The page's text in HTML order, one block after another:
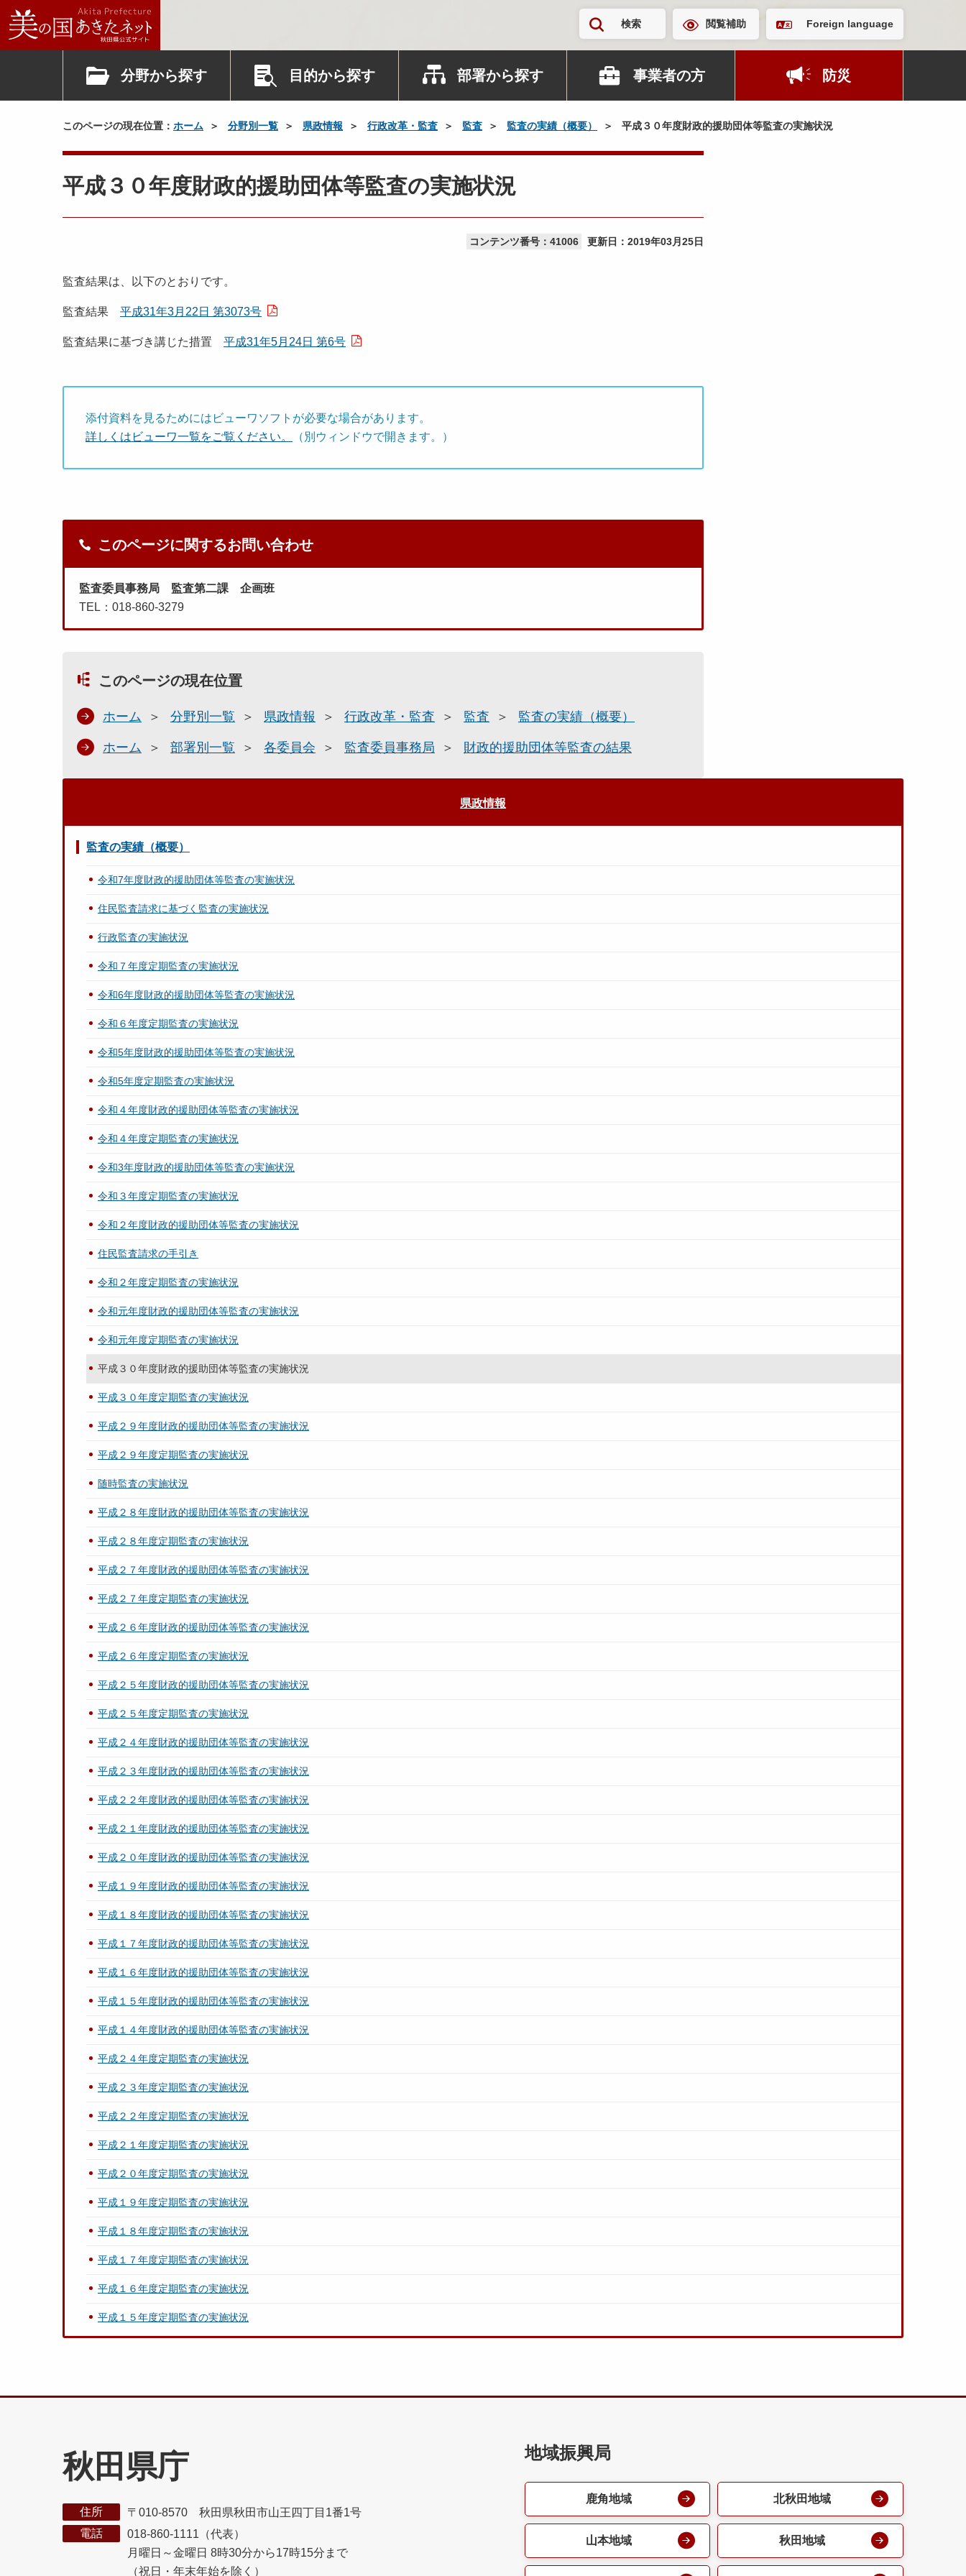
検索 閲覧補助 Foreign language
分野から探す 目的から探す 部署から探す 事業者の方 防災
このページの現在位置： ホーム 分野別一覧 県政情報 行政改革・監査 監査 監査の実績（概要） 平成３０年度財政的援助団体等監査の実施状況
平成３０年度財政的援助団体等監査の実施状況
コンテンツ番号：41006 更新日： 2019年03月25日
監査結果は、以下のとおりです。
監査結果 平成31年3月22日 第3073号
監査結果に基づき講じた措置 平成31年5月24日 第6号
添付資料を見るためにはビューワソフトが必要な場合があります。
詳しくはビューワ一覧をご覧ください。
（別ウィンドウで開きます。）
このページに関するお問い合わせ
監査委員事務局 監査第二課 企画班
TEL：018-860-3279
このページの現在位置
ホーム 分野別一覧 県政情報 行政改革・監査 監査 監査の実績（概要）
ホーム 部署別一覧 各委員会 監査委員事務局 財政的援助団体等監査の結果
県政情報
監査の実績（概要）
令和7年度財政的援助団体等監査の実施状況
住民監査請求に基づく監査の実施状況
行政監査の実施状況
令和７年度定期監査の実施状況
令和6年度財政的援助団体等監査の実施状況
令和６年度定期監査の実施状況
令和5年度財政的援助団体等監査の実施状況
令和5年度定期監査の実施状況
令和４年度財政的援助団体等監査の実施状況
令和４年度定期監査の実施状況
令和3年度財政的援助団体等監査の実施状況
令和３年度定期監査の実施状況
令和２年度財政的援助団体等監査の実施状況
住民監査請求の手引き
令和２年度定期監査の実施状況
令和元年度財政的援助団体等監査の実施状況
令和元年度定期監査の実施状況
平成３０年度財政的援助団体等監査の実施状況
平成３０年度定期監査の実施状況
平成２９年度財政的援助団体等監査の実施状況
平成２９年度定期監査の実施状況
随時監査の実施状況
平成２８年度財政的援助団体等監査の実施状況
平成２８年度定期監査の実施状況
平成２７年度財政的援助団体等監査の実施状況
平成２７年度定期監査の実施状況
平成２６年度財政的援助団体等監査の実施状況
平成２６年度定期監査の実施状況
平成２５年度財政的援助団体等監査の実施状況
平成２５年度定期監査の実施状況
平成２４年度財政的援助団体等監査の実施状況
平成２３年度財政的援助団体等監査の実施状況
平成２２年度財政的援助団体等監査の実施状況
平成２１年度財政的援助団体等監査の実施状況
平成２０年度財政的援助団体等監査の実施状況
平成１９年度財政的援助団体等監査の実施状況
平成１８年度財政的援助団体等監査の実施状況
平成１７年度財政的援助団体等監査の実施状況
平成１６年度財政的援助団体等監査の実施状況
平成１５年度財政的援助団体等監査の実施状況
平成１４年度財政的援助団体等監査の実施状況
平成２４年度定期監査の実施状況
平成２３年度定期監査の実施状況
平成２２年度定期監査の実施状況
平成２１年度定期監査の実施状況
平成２０年度定期監査の実施状況
平成１９年度定期監査の実施状況
平成１８年度定期監査の実施状況
平成１７年度定期監査の実施状況
平成１６年度定期監査の実施状況
平成１５年度定期監査の実施状況
秋田県庁
住所
〒010-8570 秋田県秋田市山王四丁目1番1号
電話
018-860-1111（代表）
月曜日～金曜日 8時30分から17時15分まで
（祝日・年末年始を除く）
地域振興局
鹿角地域 北秋田地域
山本地域 秋田地域